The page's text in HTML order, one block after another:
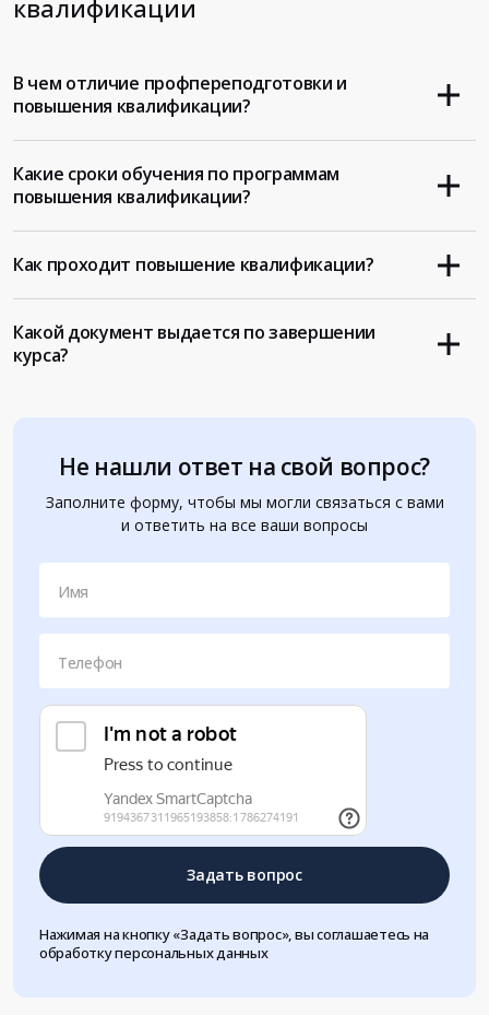
квалификации
Не нашли ответ на свой вопрос?
Заполните форму, чтобы мы могли связаться с вами
и ответить на все ваши вопросы
Имя
Телефон
Задать вопрос
Нажимая на кнопку «Задать вопрос», вы соглашаетесь на
обработку персональных данных
В чем отличие профпереподготовки и
повышения квалификации?
Какие сроки обучения по программам
повышения квалификации?
Как проходит повышение квалификации?
Какой документ выдается по завершении
курса?